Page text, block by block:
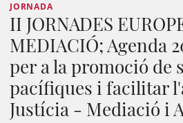
JORNADA
II JORNADES
MEDIACIÓ; Agenda
per a la promoció de
pacífiques i facilitar
Justícia - Mediació i